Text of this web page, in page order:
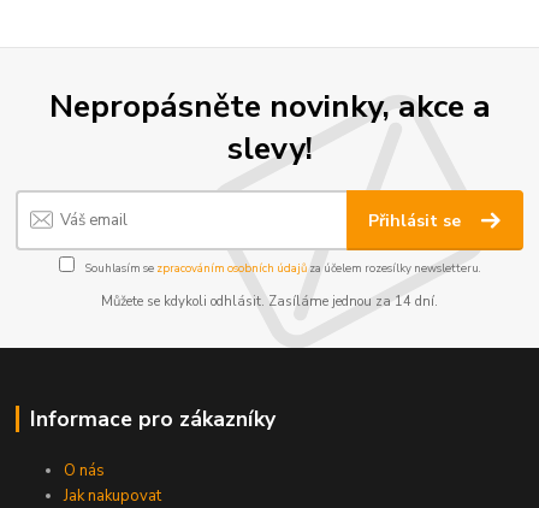
Nepropásněte novinky, akce a
slevy!
Přihlásit se
Souhlasím se zpracováním osobních údajůza účelem rozesílky newsletteru.
Můžete se kdykoli odhlásit. Zasíláme jednou za 14 dní.
Informace pro zákazníky
O nás
Jak nakupovat